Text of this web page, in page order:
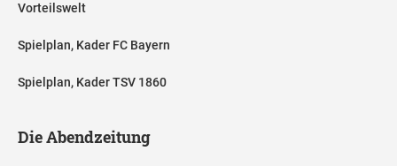
Vorteilswelt
Spielplan, Kader FC Bayern
Spielplan, Kader TSV 1860
Die Abendzeitung